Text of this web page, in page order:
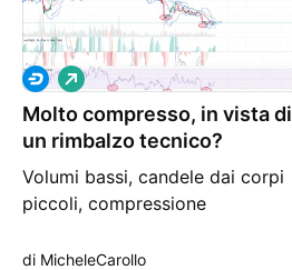
Molto compresso, in vista di
un rimbalzo tecnico?
Volumi bassi, candele dai corpi
piccoli, compressione
formazione di triangoli o meglio
L
o
n
g
di MicheleCarollo